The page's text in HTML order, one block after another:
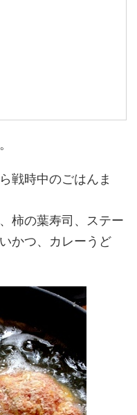
戦時中のごはんま
柿の葉寿司、ステー
かつ、カレーうど